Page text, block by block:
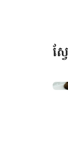
ស្